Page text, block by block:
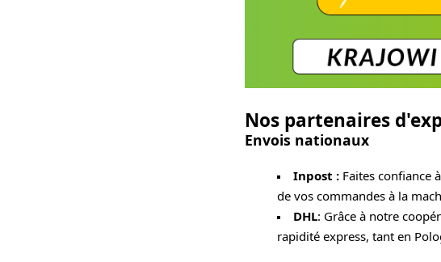
Nos partenaires
Envois nationaux
Inpost : Faites confiance
de vos commandes à la
DHL : Grâce à notre
rapidité express, tant en